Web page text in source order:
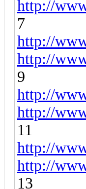
http://
7
http://
http://
9
http://
http://
11
http://
http://
13